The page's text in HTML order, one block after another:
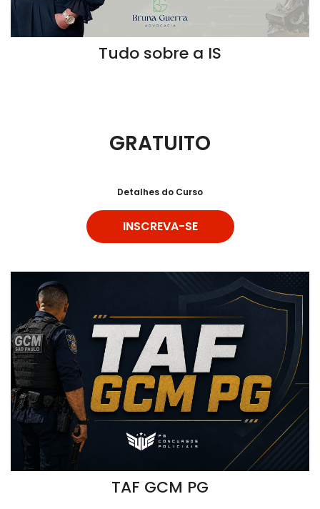
Tudo sobre a IS
GRATUITO
Detalhes do Curso
INSCREVA-SE
TAF GCM PG